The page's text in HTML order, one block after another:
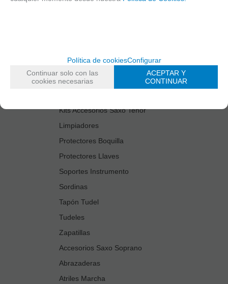
Cañas
Estuches Guardacañas
Estuches Instrumento
Kits Accesorios Saxo Tenor
Limpiadores
Protectores Boquilla
Protectores Llaves
Soportes Instrumento
Sordinas
Tapón Tudel
Tudeles
Zapatillas
Accesorios Saxo Soprano
Abrazaderas
Atriles Marcha
Política de cookiesConfigurar
Continuar solo con las
cookies necesarias
ACEPTAR Y
CONTINUAR